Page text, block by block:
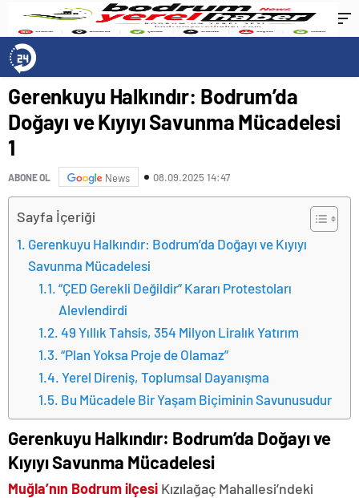
Gerenkuyu Halkındır: Bodrum’da
Doğayı ve Kıyıyı Savunma Mücadelesi
1
ABONE OL News 08.09.2025 14:47
Sayfa İçeriği
Gerenkuyu Halkındır: Bodrum’da Doğayı ve Kıyıyı
Savunma Mücadelesi
“ÇED Gerekli Değildir” Kararı Protestoları
Alevlendirdi
49 Yıllık Tahsis, 354 Milyon Liralık Yatırım
“Plan Yoksa Proje de Olamaz”
Yerel Direniş, Toplumsal Dayanışma
Bu Mücadele Bir Yaşam Biçiminin Savunusudur
Gerenkuyu Halkındır: Bodrum’da Doğayı ve
Kıyıyı Savunma Mücadelesi
Muğla’nın Bodrumilçesi Kızılağaç Mahallesi’ndeki